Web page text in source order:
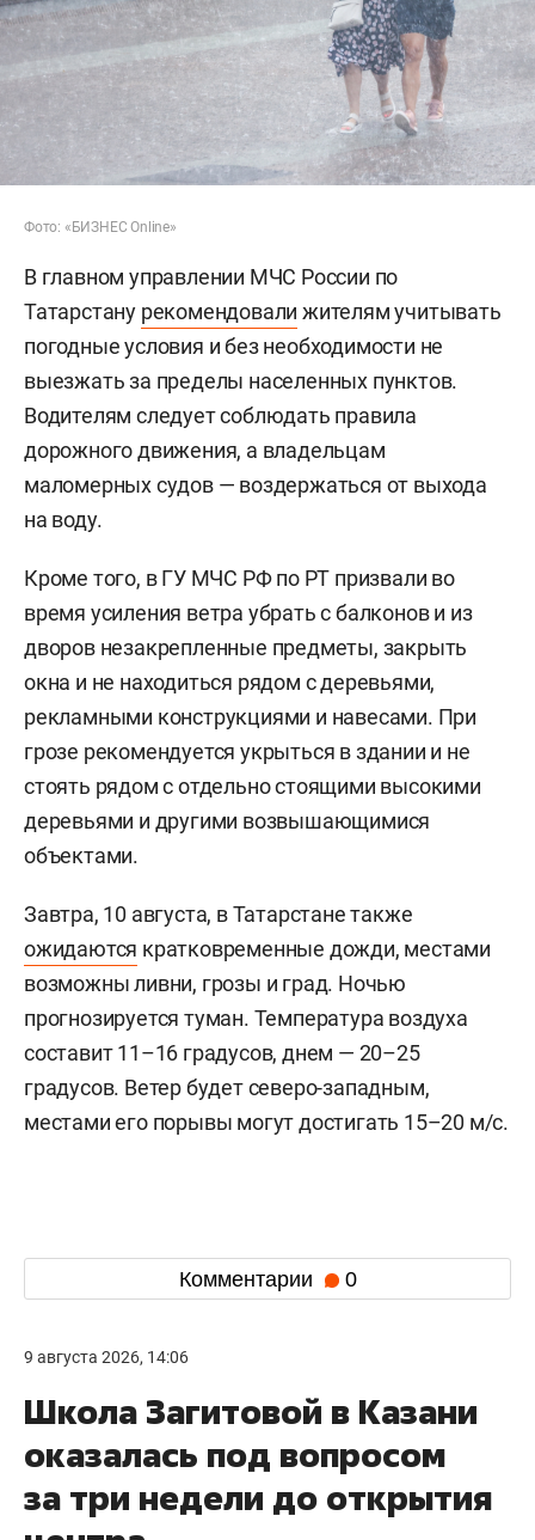
Фото: «БИЗНЕС Online»
В главном управлении МЧС России по
Татарстану рекомендовали жителям учитывать
погодные условия и без необходимости не
выезжать за пределы населенных пунктов.
Водителям следует соблюдать правила
дорожного движения, а владельцам
маломерных судов — воздержаться от выхода
на воду.
Кроме того, в ГУ МЧС РФ по РТ призвали во
время усиления ветра убрать с балконов и из
дворов незакрепленные предметы, закрыть
окна и не находиться рядом с деревьями,
рекламными конструкциями и навесами. При
грозе рекомендуется укрыться в здании и не
стоять рядом с отдельно стоящими высокими
деревьями и другими возвышающимися
объектами.
Завтра, 10 августа, в Татарстане также
ожидаются кратковременные дожди, местами
возможны ливни, грозы и град. Ночью
прогнозируется туман. Температура воздуха
составит 11–16 градусов, днем — 20–25
градусов. Ветер будет северо-западным,
местами его порывы могут достигать 15–20 м/с.
Комментарии 0
9 августа 2026, 14:06
Школа Загитовой в Казани
оказалась под вопросом
за три недели до открытия